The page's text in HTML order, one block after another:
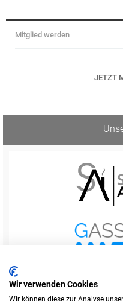
Mitglied werden
JETZT
Wir verwenden Cookies
Wir können diese zur Analyse